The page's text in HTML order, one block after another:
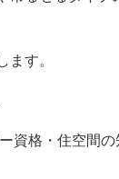
す。
資格・住空間